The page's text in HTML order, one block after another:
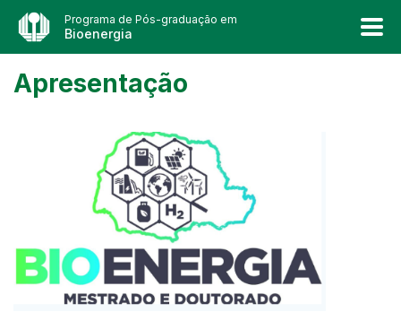
Programa de Pós-graduação em
Bioenergia
Apresentação